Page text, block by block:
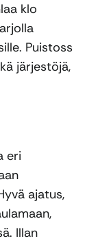
klo
Puistoss
järjestöjä,
eri
ajatus,
Illan